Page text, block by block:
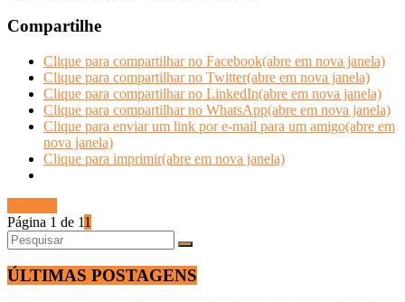
Compartilhe
Clique para compartilhar no Facebook(abre em nova janela)
Clique para compartilhar no Twitter(abre em nova janela)
Clique para compartilhar no LinkedIn(abre em nova janela)
Clique para compartilhar no WhatsApp(abre em nova janela)
Clique para enviar um link por e-mail para um amigo(abre em
nova janela)
Clique para imprimir(abre em nova janela)
Página 1 de 11
ÚLTIMAS POSTAGENS